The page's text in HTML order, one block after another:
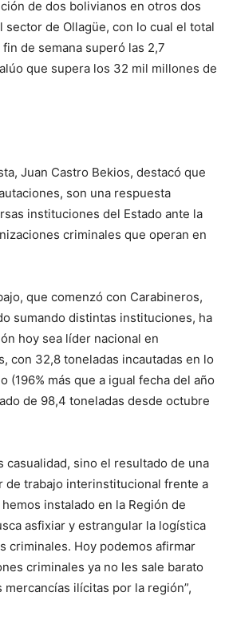
de dos bolivianos en otros dos
de Ollagüe, con lo cual el total
de semana superó las 2,7
que supera los 32 mil millones de
Juan Castro Bekios, destacó que
son una respuesta
instituciones del Estado ante la
criminales que operan en
que comenzó con Carabineros,
sumando distintas instituciones, ha
hoy sea líder nacional en
con 32,8 toneladas incautadas en lo
(196% más que a igual fecha del año
de 98,4 toneladas desde octubre
casualidad, sino el resultado de una
de trabajo interinstitucional frente a
instalado en la Región de
asfixiar y estrangular la logística
criminales. Hoy podemos afirmar
criminales ya no les sale barato
ilícitas por la región”,